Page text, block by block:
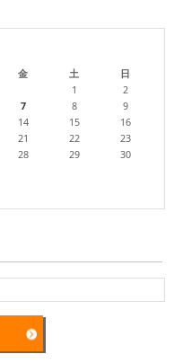
金 土 日
1
2
7 8
9
14 15
16
21 22
23
28 29
30